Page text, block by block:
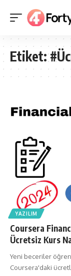
Etiket:
YAZILIM
Coursera
Ücretsiz Kurs
Yeni beceriler
Coursera'daki